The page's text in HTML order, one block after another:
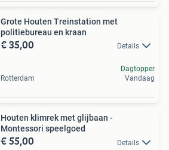
Grote Houten Treinstation met
politiebureau en kraan
€ 35,00 Details
Rotterdam
Dagtopper
Vandaag
Houten klimrek met glijbaan -
Montessori speelgoed
€ 55,00 Details